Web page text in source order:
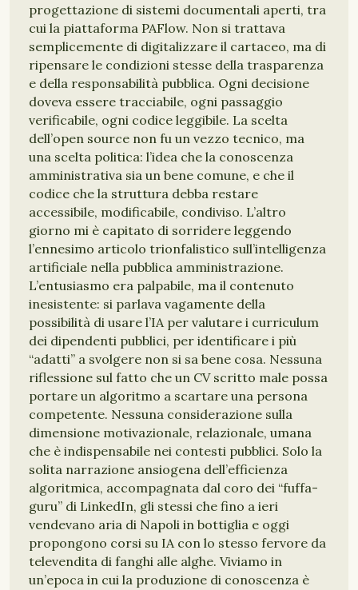
progettazione di sistemi documentali aperti, tra
cui la piattaforma PAFlow. Non si trattava
semplicemente di digitalizzare il cartaceo, ma di
ripensare le condizioni stesse della trasparenza
e della responsabilità pubblica. Ogni decisione
doveva essere tracciabile, ogni passaggio
verificabile, ogni codice leggibile. La scelta
dell’open source non fu un vezzo tecnico, ma
una scelta politica: l’idea che la conoscenza
amministrativa sia un bene comune, e che il
codice che la struttura debba restare
accessibile, modificabile, condiviso. L’altro
giorno mi è capitato di sorridere leggendo
l’ennesimo articolo trionfalistico sull’intelligenza
artificiale nella pubblica amministrazione.
L’entusiasmo era palpabile, ma il contenuto
inesistente: si parlava vagamente della
possibilità di usare l’IA per valutare i curriculum
dei dipendenti pubblici, per identificare i più
“adatti” a svolgere non si sa bene cosa. Nessuna
riflessione sul fatto che un CV scritto male possa
portare un algoritmo a scartare una persona
competente. Nessuna considerazione sulla
dimensione motivazionale, relazionale, umana
che è indispensabile nei contesti pubblici. Solo la
solita narrazione ansiogena dell’efficienza
algoritmica, accompagnata dal coro dei “fuffa-
guru” di LinkedIn, gli stessi che fino a ieri
vendevano aria di Napoli in bottiglia e oggi
propongono corsi su IA con lo stesso fervore da
televendita di fanghi alle alghe. Viviamo in
un’epoca in cui la produzione di conoscenza è